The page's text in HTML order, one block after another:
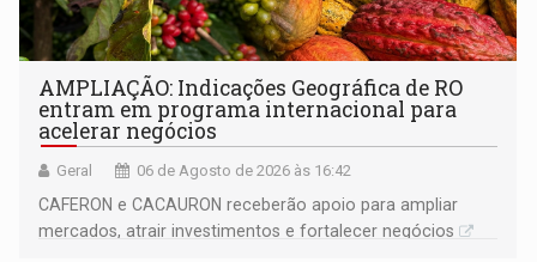
AMPLIAÇÃO: Indicações Geográfica de RO
entram em programa internacional para
acelerar negócios
Geral 06 de Agosto de 2026 às 16:42
CAFERON e CACAURON receberão apoio para ampliar
mercados, atrair investimentos e fortalecer negócios